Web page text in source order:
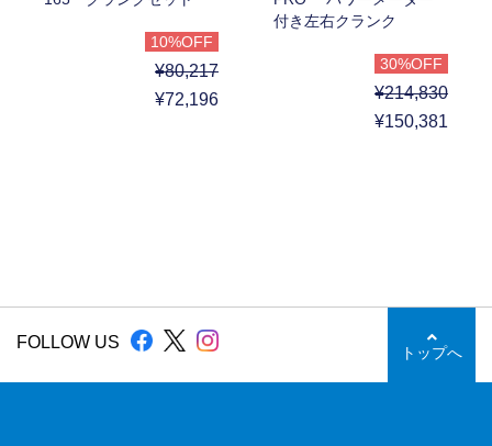
10%OFF
¥80,217
¥72,196
付き左右クランク
30%OFF
¥214,830
¥150,381
FOLLOW US
トップへ